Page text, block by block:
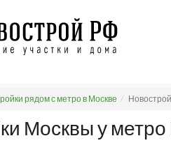
рядом с метро в Москве
Москвы у